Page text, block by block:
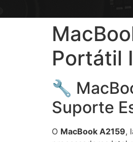
Portátil
🔧
Suporte
O MacBook A2159,